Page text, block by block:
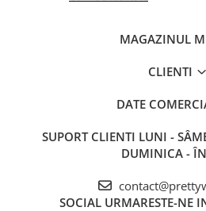
MAGAZINUL
CLIENTI
DATE
SUPORT CLIENTI LUNI -
DUMINICA -
SOCIAL URMARESTE-NE